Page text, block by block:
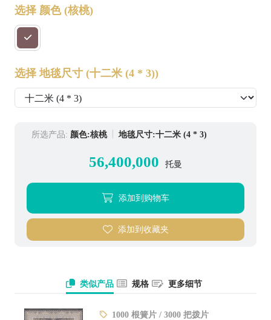
选择 颜色 (核桃)
选择 地毯尺寸 (十二米 (4 * 3))
所选产品: 颜色:核桃 地毯尺寸:十二米 (4 * 3)
56,400,000 托曼
添加到购物车
添加到收藏夹
类似产品 规格 更多细节
1000 根簧片 / 3000 把拨片